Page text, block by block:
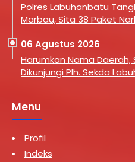
Polres Labuhanbatu
Marbau, Sita 38 Paket
06 Agustus 2026
Harumkan Nama Daerah,
Dikunjungi Plh. Sekda
Menu
Profil
Indeks